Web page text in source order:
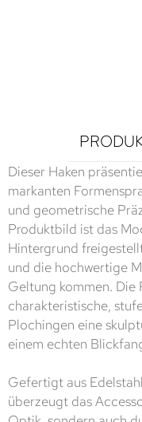
Dieser Haken
markanten
und geometrische
Produktbild ist das
Hintergrund
und die hochwertige
Geltung kommen.
charakteristische,
Plochingen eine
einem echten
Gefertigt aus
überzeugt das